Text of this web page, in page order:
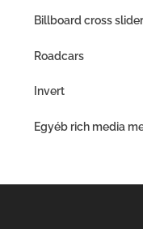
Billboard cross slider
Roadcars
Invert
Egyéb rich media